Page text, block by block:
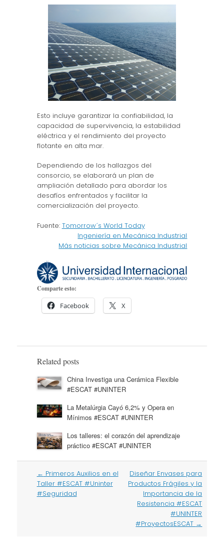
Esto incluye garantizar la confiabilidad, la
capacidad de supervivencia, la estabilidad
eléctrica y el rendimiento del proyecto
flotante en alta mar.
Dependiendo de los hallazgos del
consorcio, se elaborará un plan de
ampliación detallado para abordar los
desafíos enfrentados y facilitar la
comercialización del proyecto.
Fuente: Tomorrow´s World Today
Ingeniería en Mecánica Industrial
Más noticias sobre Mecánica Industrial
Comparte esto:
Facebook X
Related posts
China Investiga una Cerámica Flexible
#ESCAT #UNINTER
La Metalúrgia Cayó 6,2% y Opera en
Mínimos #ESCAT #UNINTER
Los talleres: el corazón del aprendizaje
práctico #ESCAT #UNINTER
Post
navigation
← Primeros Auxilios en el
Taller #ESCAT #Uninter
#Seguridad
Diseñar Envases para
Productos Frágiles y la
Importancia de la
Resistencia #ESCAT
#UNINTER
#ProyectosESCAT →